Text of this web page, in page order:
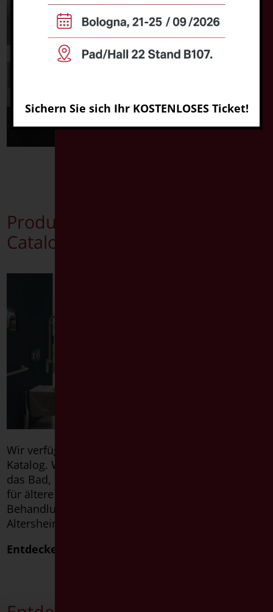
Produkten
Catalog
Wir verfügen über einen breiten und vielfältigen
Katalog. Wir produzieren Sicherheitsprodukte für
das Bad, Hilfsmittel für Behinderte, Sanitärartikel
für ältere Menschen, sowie Komponenten für
Behandlungseigenschaften RSA, Krankenhäuser,
Altersheime.
Entdecken sie unsere Produkte
Sichern Sie sich Ihr KOSTENLOSES Ticket!